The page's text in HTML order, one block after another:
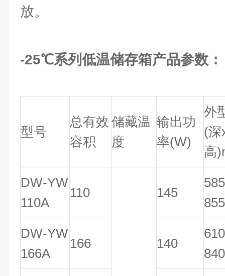
放。
-25℃系列低温储存箱产品参数：
型号
总有效
容积
储藏温
度
输出功
率(W)
外
(深
高
DW-YW
110A
110 145
855
DW-YW
166A
166 140
840